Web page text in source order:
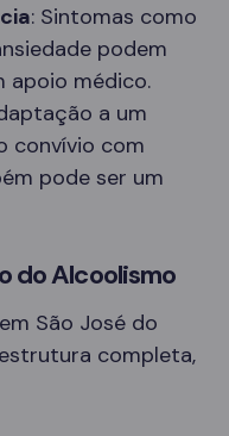
: Sintomas como
podem
apoio médico.
a um
convívio com
pode ser um
do Alcoolismo
São José do
completa,